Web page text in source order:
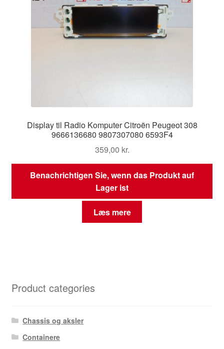
Display til Radio Komputer Citroën Peugeot 308
9666136680 9807307080 6593F4
359,00 kr.
Benachrichtigen Sie, wenn das Produkt auf
Lager ist
Læs mere
Product categories
Chassis og aksler
Containere